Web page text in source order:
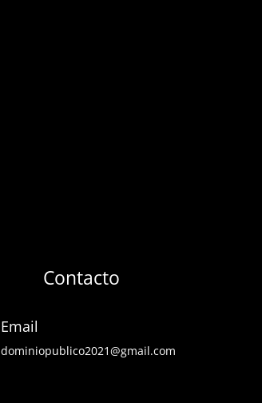
Contacto
Email
dominiopublico2021@gmail.com